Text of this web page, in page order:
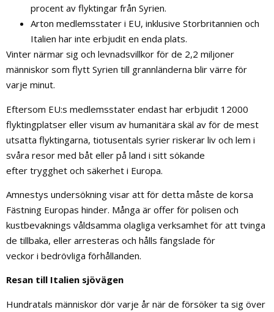
procent av flyktingar från Syrien.
Arton medlemsstater i EU, inklusive Storbritannien och
Italien har inte erbjudit en enda plats.
Vinter närmar sig och levnadsvillkor för de 2,2 miljoner
människor som flytt Syrien till grannländerna blir värre för
varje minut.
Eftersom EU:s medlemsstater endast har erbjudit 12000
flyktingplatser eller visum av humanitära skäl av för de mest
utsatta flyktingarna, tiotusentals syrier riskerar liv och lem i
svåra resor med båt eller på land i sitt sökande
efter trygghet och säkerhet i Europa.
Amnestys undersökning visar att för detta måste de korsa
Fästning Europas hinder. Många är offer för polisen och
kustbevaknings våldsamma olagliga verksamhet för att tvinga
de tillbaka, eller arresteras och hålls fängslade för
veckor i bedrövliga förhållanden.
Resan till Italien sjövägen
Hundratals människor dör varje år när de försöker ta sig över